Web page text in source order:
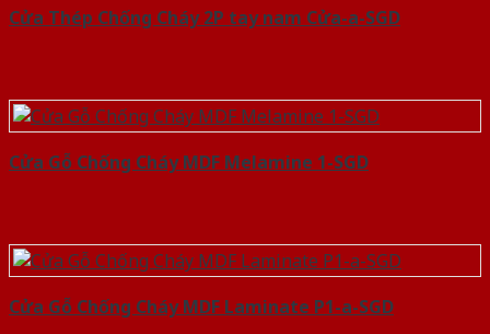
Cửa Thép Chống Cháy 2P tay nam Cửa-a-SGD
Cửa Gỗ Chống Cháy MDF Melamine 1-SGD
Cửa Gỗ Chống Cháy MDF Laminate P1-a-SGD